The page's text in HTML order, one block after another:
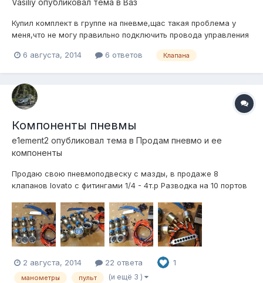
Vasiliy опубликовал тема в Ваз
Купил комплект в группе на пневме,щас такая проблема у
меня,что не могу правильно подключить провода управления
стойка или две вообще не поднимают,и бывает так что не
6 августа, 2014 6 ответов Клапана
Компоненты пневмы
e1ement2 опубликовал тема в Продам пневмо и ее
компоненты
Продаю свою пневмоподвеску с мазды, в продаже 8
клапанов lovato с фитингами 1/4 - 4т.р Разводка на 10 портов
фитингами - 3,5т.р Пульт управления custom - 3т.р Реле
давления 6-8bar viair - 700р Подушки universal aero sport
2шт. с креплениями п...
2 августа, 2014 22 ответа 1
манометры пульт (и ещё 3 )